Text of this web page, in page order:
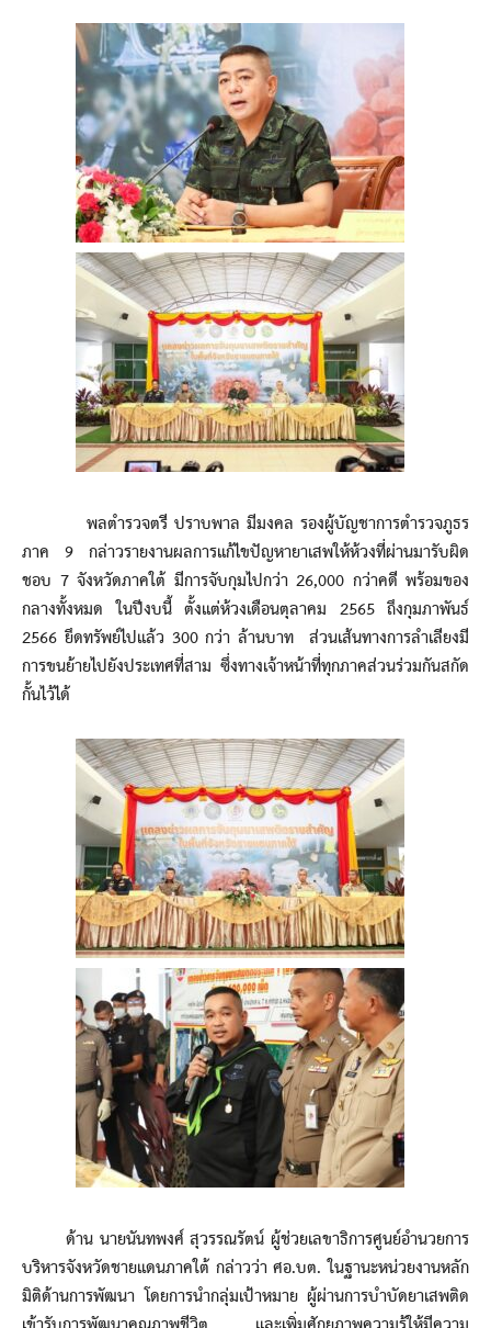
พลตำรวจตรี ปราบพาล มีมงคล รองผู้บัญชาการตำรวจภูธร
ภาค 9 กล่าวรายงานผลการแก้ไขปัญหายาเสพให้ห้วงที่ผ่านมารับผิด
ชอบ 7 จังหวัดภาคใต้ มีการจับกุมไปกว่า 26,000 กว่าคดี พร้อมของ
กลางทั้งหมด ในปีงบนี้ ตั้งแต่ห้วงเดือนตุลาคม 2565 ถึงกุมภาพันธ์
2566 ยึดทรัพย์ไปแล้ว 300 กว่า ล้านบาท ส่วนเส้นทางการลำเลียงมี
การขนย้ายไปยังประเทศที่สาม ซึ่งทางเจ้าหน้าที่ทุกภาคส่วนร่วมกันสกัด
กั้นไว้ได้
ด้าน นายนันทพงศ์ สุวรรณรัตน์ ผู้ช่วยเลขาธิการศูนย์อำนวยการ
บริหารจังหวัดชายแดนภาคใต้ กล่าวว่า ศอ.บต. ในฐานะหน่วยงานหลัก
มิติด้านการพัฒนา โดยการนำกลุ่มเป้าหมาย ผู้ผ่านการบำบัดยาเสพติด